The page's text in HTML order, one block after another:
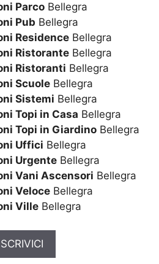
Parco Bellegra
Pub Bellegra
Residence Bellegra
Ristorante Bellegra
Ristoranti Bellegra
Scuole Bellegra
Sistemi Bellegra
Topi in Casa Bellegra
Topi in Giardino Bellegra
Uffici Bellegra
Urgente Bellegra
Vani Ascensori Bellegra
Veloce Bellegra
Ville Bellegra
SCRIVICI